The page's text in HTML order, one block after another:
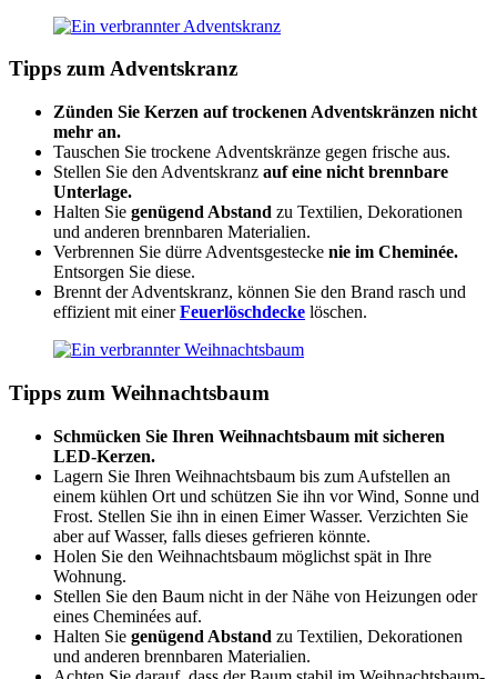
Tipps zum Adventskranz
Zünden Sie Kerzen auf trockenen Adventskränzen nicht
mehr an.
Tauschen Sie trockene Adventskränze gegen frische aus.
Stellen Sie den Adventskranz auf eine nicht brennbare
Unterlage.
Halten Sie genügend Abstand zu Textilien, Dekorationen
und anderen brennbaren Materialien.
Verbrennen Sie dürre Adventsgestecke nie im Cheminée.
Entsorgen Sie diese.
Brennt der Adventskranz, können Sie den Brand rasch und
effizient mit einerFeuerlöschdecke löschen.
Tipps zum Weihnachtsbaum
Schmücken Sie Ihren Weihnachtsbaum mit sicheren
LED-Kerzen.
Lagern Sie Ihren Weihnachtsbaum bis zum Aufstellen an
einem kühlen Ort und schützen Sie ihn vor Wind, Sonne und
Frost. Stellen Sie ihn in einen Eimer Wasser. Verzichten Sie
aber auf Wasser, falls dieses gefrieren könnte.
Holen Sie den Weihnachtsbaum möglichst spät in Ihre
Wohnung.
Stellen Sie den Baum nicht in der Nähe von Heizungen oder
eines Cheminées auf.
Halten Sie genügend Abstand zu Textilien, Dekorationen
und anderen brennbaren Materialien.